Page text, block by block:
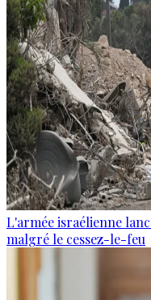
L'armée israélienne
malgré le cessez-le-feu